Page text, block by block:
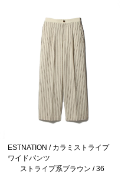
ESTNATION / カラミストライプ
ワイドパンツ
ストライプ系ブラウン / 36